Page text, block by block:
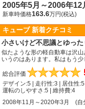
2005年5月～2006年12
新車時価格163.6万円(税込)
キューブ 新着クチコミ
小さいけど不思議とゆった
似たような形の軽自動車は沢
いうのはあります。私はもう少
総合評価 ★★★★★
デザイン:5 | 走行性:3 | 居住性:5
運転のしやすさ:5 | 維持費:4
2008年11月～2020年3月 (自